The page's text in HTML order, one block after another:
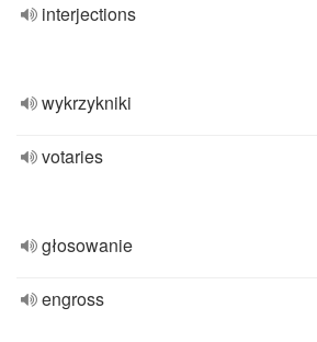
interjections
wykrzykniki
votaries
głosowanie
engross